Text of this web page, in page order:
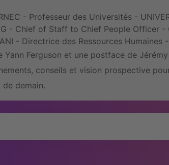
- Professeur des Universités -
- Chief of Staff to Chief People Officer -
- Directrice des Ressources Humaines -
Yann Ferguson et une postface de
conseils et vision prospective
demain.